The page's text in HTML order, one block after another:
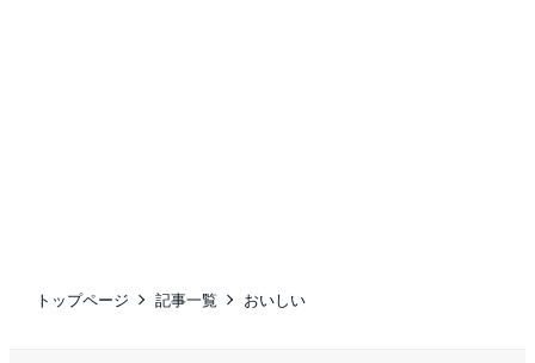
トップページ 記事一覧 おいしい